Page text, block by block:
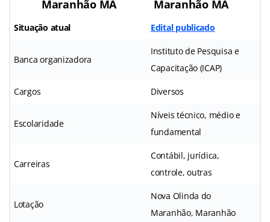
Maranhão MA
Maranhão MA
Situação atual Edital publicado
Banca organizadora
Instituto de Pesquisa e
Capacitação (ICAP)
Cargos Diversos
Escolaridade
Níveis técnico, médio e
fundamental
Carreiras
Contábil, jurídica,
controle, outras
Lotação
Nova Olinda do
Maranhão, Maranhão